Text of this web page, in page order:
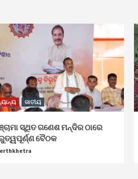
ଜାତୀୟ
ସ୍ଥିତ ଗଣେଶ ମନ୍ଦିର ଠାରେ
ବୈଠକ